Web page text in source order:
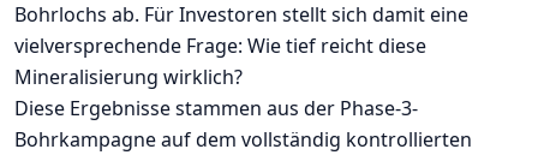
Bohrlochs ab. Für Investoren stellt sich damit eine
vielversprechende Frage: Wie tief reicht diese
Mineralisierung wirklich?
Diese Ergebnisse stammen aus der Phase-3-
Bohrkampagne auf dem vollständig kontrollierten